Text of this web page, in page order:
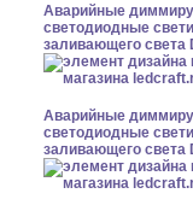
Аварийные
светодиодные
заливающего света
Аварийные
светодиодные
заливающего света